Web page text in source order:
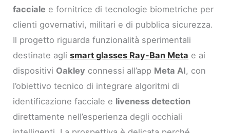
facciale e fornitrice di tecnologie biometriche per
clienti governativi, militari e di pubblica sicurezza.
Il progetto riguarda funzionalità sperimentali
destinate aglismart glasses Ray-Ban Meta e ai
dispositivi Oakley connessi all’app Meta AI, con
l’obiettivo tecnico di integrare algoritmi di
identificazione facciale e liveness detection
direttamente nell’esperienza degli occhiali